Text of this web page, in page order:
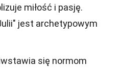
miłość i pasję.
jest archetypowym
się normom